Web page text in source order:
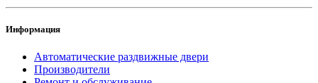
Информация
Автоматические раздвижные двери
Производители